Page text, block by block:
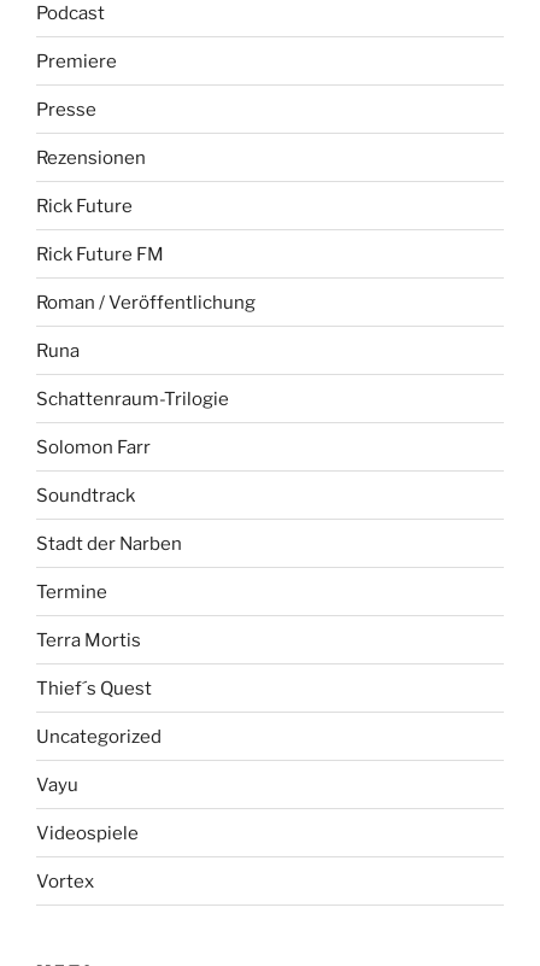
Podcast
Premiere
Presse
Rezensionen
Rick Future
Rick Future FM
Roman / Veröffentlichung
Runa
Schattenraum-Trilogie
Solomon Farr
Soundtrack
Stadt der Narben
Termine
Terra Mortis
Thief´s Quest
Uncategorized
Vayu
Videospiele
Vortex